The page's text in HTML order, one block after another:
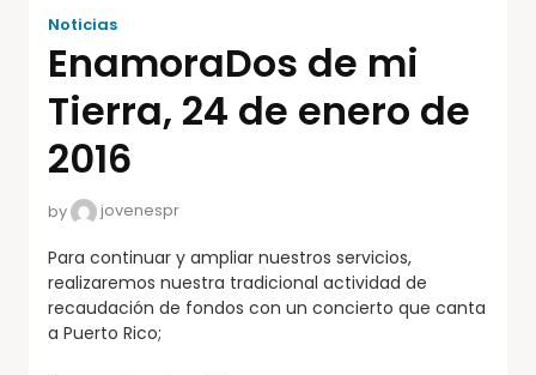
Noticias
EnamoraDos de mi
Tierra, 24 de enero de
2016
by jovenespr
Para continuar y ampliar nuestros servicios,
realizaremos nuestra tradicional actividad de
recaudación de fondos con un concierto que canta
a Puerto Rico;